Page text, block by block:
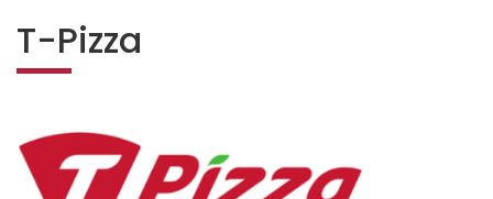
T-Pizza